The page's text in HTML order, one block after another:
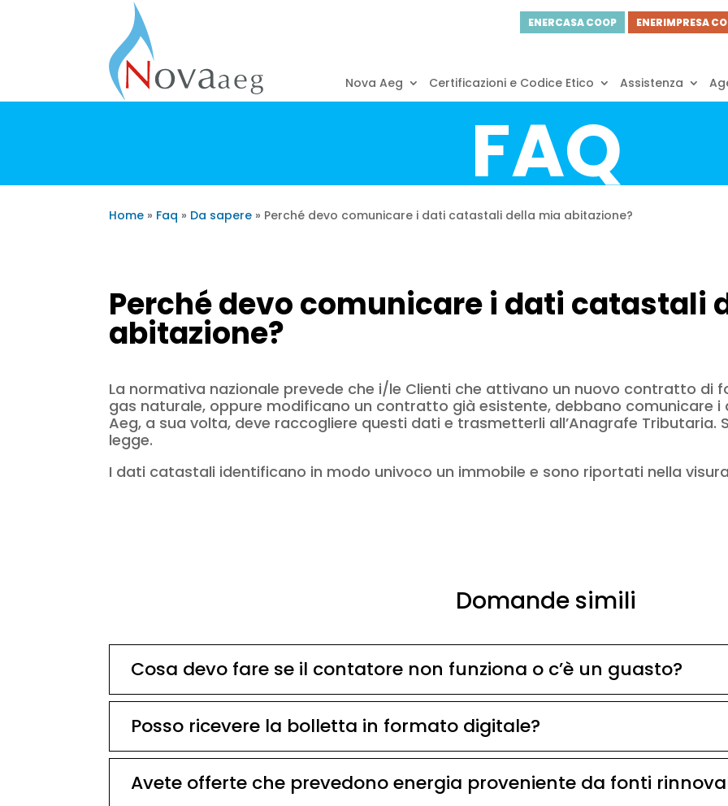
ENERCASA COOP ENERIMPRESA
Nova Aeg Certificazioni e Codice Etico Assistenza
FAQ
Home » Faq » Da sapere » Perché devo comunicare i dati catastali della mia abitazione?
Perché devo comunicare i dati catastali
abitazione?
La normativa nazionale prevede che i/le Clienti che attivano un nuovo contratto di
gas naturale, oppure modificano un contratto già esistente, debbano comunicare i
Aeg, a sua volta, deve raccogliere questi dati e trasmetterli all’Anagrafe Tributaria.
legge.
I dati catastali identificano in modo univoco un immobile e sono riportati nella
Domande simili
Cosa devo fare se il contatore non funziona o c’è un guasto?
Posso ricevere la bolletta in formato digitale?
Avete offerte che prevedono energia proveniente da fonti